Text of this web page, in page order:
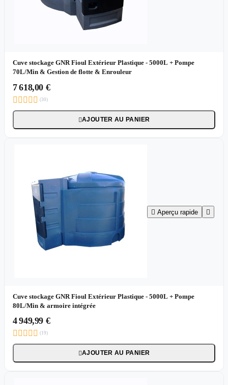
Cuve stockage GNR Fioul Extérieur Plastique - 5000L + Pompe
70L/Min & Gestion de flotte & Enrouleur
7 618,00 €
     (30)
AJOUTER AU PANIER
 Aperçu rapide 
Cuve stockage GNR Fioul Extérieur Plastique - 5000L + Pompe
80L/Min & armoire intégrée
4 949,99 €
     (19)
AJOUTER AU PANIER